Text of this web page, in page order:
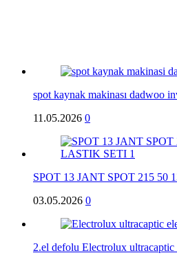
spot kaynak makinası dadwoo
11.05.2026 0
SPOT 13 JANT SPOT 215
03.05.2026 0
2.el defolu Electrolux ultracaptic